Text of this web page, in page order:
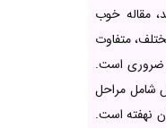
مقاله خوب
متفاوت
ضروری است.
شامل مراحل
نهفته است.